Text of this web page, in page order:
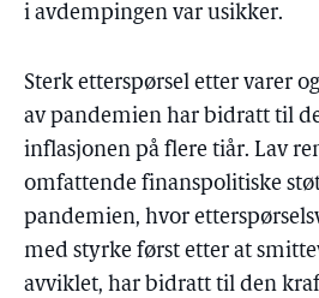
i avdempingen var usikker.
Sterk etterspørsel etter varer
av pandemien har bidratt til
inflasjonen på flere tiår. Lav
omfattende finanspolitiske
pandemien, hvor
med styrke først etter at
avviklet, har bidratt til den